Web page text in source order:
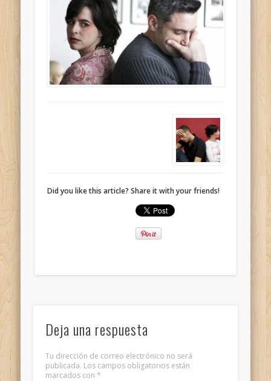
Did you like this article? Share it with your friends!
Deja una respuesta
Tu dirección de correo electrónico no será
publicada. Los campos obligatorios están
marcados con *